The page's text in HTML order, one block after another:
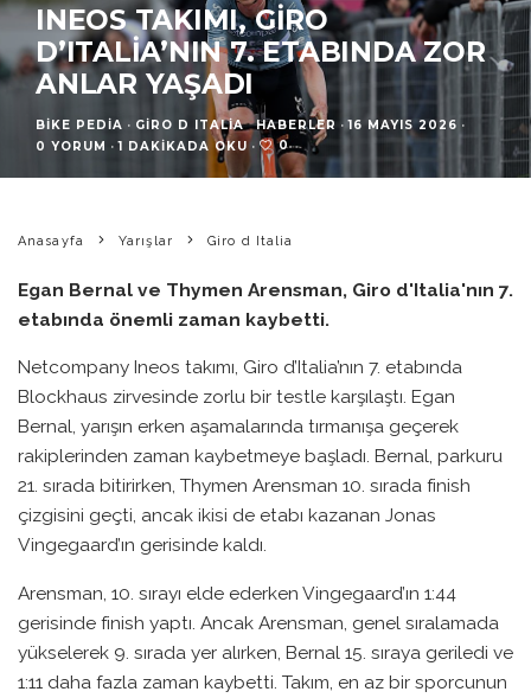
INEOS TAKIMI, GIRO
D’ITALIA’NIN 7. ETABINDA ZOR
ANLAR YAŞADI
BIKE PEDIA · GIRO D ITALIA HABERLER · 16 MAYIS 2026 ·
0 YORUM · 1 DAKIKADA OKU · 0
Anasayfa Yarışlar Giro d Italia
Egan Bernal ve Thymen Arensman, Giro d'Italia'nın 7.
etabında önemli zaman kaybetti.
Netcompany Ineos takımı, Giro d’Italia’nın 7. etabında
Blockhaus zirvesinde zorlu bir testle karşılaştı. Egan
Bernal, yarışın erken aşamalarında tırmanışa geçerek
rakiplerinden zaman kaybetmeye başladı. Bernal, parkuru
21. sırada bitirirken, Thymen Arensman 10. sırada finish
çizgisini geçti, ancak ikisi de etabı kazanan Jonas
Vingegaard’ın gerisinde kaldı.
Arensman, 10. sırayı elde ederken Vingegaard’ın 1:44
gerisinde finish yaptı. Ancak Arensman, genel sıralamada
yükselerek 9. sırada yer alırken, Bernal 15. sıraya geriledi ve
1:11 daha fazla zaman kaybetti. Takım, en az bir sporcunun